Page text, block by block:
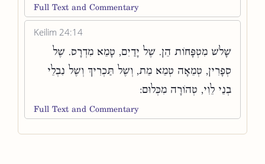
Full Text and Commentary
Keilim 24:14
שָׁלֹשׁ מִטְפָּחוֹת הֵן. שֶׁל יָדַיִם, טָמֵא מִדְרָס. שֶׁל
סְפָרִין, טְמֵאָה טְמֵא מֵת, וְשֶׁל תַּכְרִיךְ וְשֶׁל נִבְלֵי
בְנֵי לֵוִי, טְהוֹרָה מִכְּלוּם:
Full Text and Commentary